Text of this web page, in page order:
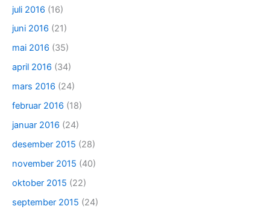
juli 2016 (16)
juni 2016 (21)
mai 2016 (35)
april 2016 (34)
mars 2016 (24)
februar 2016 (18)
januar 2016 (24)
desember 2015 (28)
november 2015 (40)
oktober 2015 (22)
september 2015 (24)